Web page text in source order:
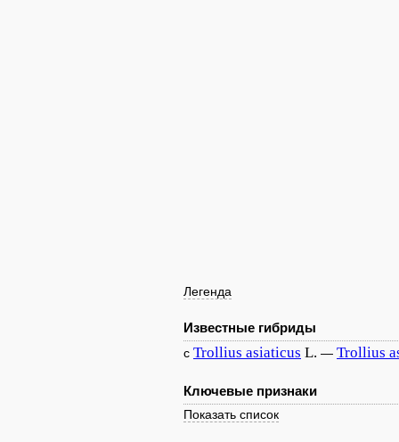
Легенда
Известные гибриды
с Trollius asiaticus L. — Trollius
Ключевые признаки
Показать список